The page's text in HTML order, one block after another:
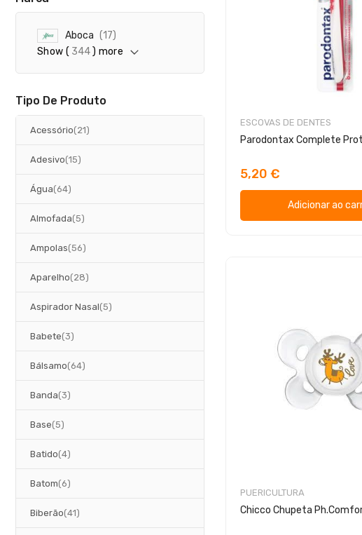
ESCOVAS DE DENTES
5,20 €
Adicionar ao
PUERICULTURA
Chicco Chupeta
Aboca 17
r
t
Show ( 344) more
Tipo De Produto
Acessório 21
artigos
Adesivo 15
artigos
Água 64
artigos
Almofada 5
artigos
Ampolas 56
artigos
Aparelho 28
artigos
Aspirador Nasal 5
artigos
Babete 3
artigos
Bálsamo 64
artigos
Banda 3
artigos
Base 5
artigos
Batido 4
artigos
Batom 6
artigos
Biberão 41
artigos